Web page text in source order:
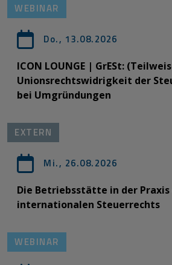
WEBINAR
Do., 13.08.2026
ICON LOUNGE | GrESt:
Unionsrechtswidrigkeit der
bei Umgründungen
EXTERN
Mi., 26.08.2026
Die Betriebsstätte in der Praxis
internationalen Steuerrechts
WEBINAR